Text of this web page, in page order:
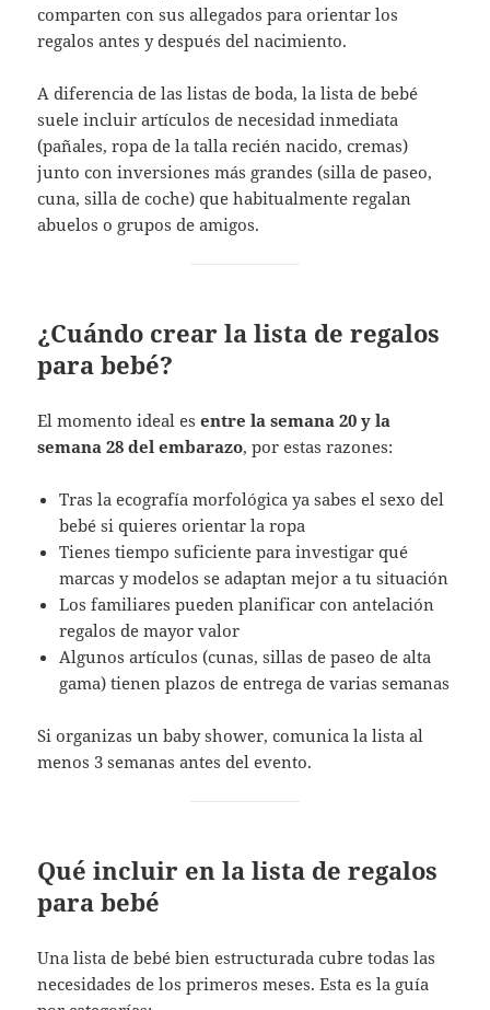
comparten con sus allegados para orientar los
regalos antes y después del nacimiento.
A diferencia de las listas de boda, la lista de bebé
suele incluir artículos de necesidad inmediata
(pañales, ropa de la talla recién nacido, cremas)
junto con inversiones más grandes (silla de paseo,
cuna, silla de coche) que habitualmente regalan
abuelos o grupos de amigos.
¿Cuándo crear la lista de regalos
para bebé?
El momento ideal esentre la semana 20 y la
semana 28 del embarazo, por estas razones:
Tras la ecografía morfológica ya sabes el sexo del
bebé si quieres orientar la ropa
Tienes tiempo suficiente para investigar qué
marcas y modelos se adaptan mejor a tu situación
Los familiares pueden planificar con antelación
regalos de mayor valor
Algunos artículos (cunas, sillas de paseo de alta
gama) tienen plazos de entrega de varias semanas
Si organizas un baby shower, comunica la lista al
menos 3 semanas antes del evento.
Qué incluir en la lista de regalos
para bebé
Una lista de bebé bien estructurada cubre todas las
necesidades de los primeros meses. Esta es la guía